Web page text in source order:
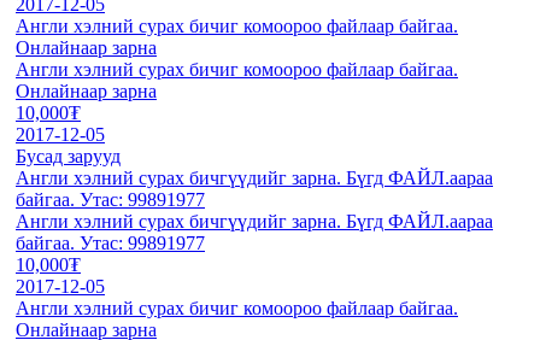
Англи хэлний сурах бичиг комоороо файлаар байгаа.
Онлайнаар зарна
Англи хэлний сурах бичиг комоороо файлаар байгаа.
Онлайнаар зарна
10,000₮
2017-12-05
Бусад зарууд
Англи хэлний сурах бичгүүдийг зарна. Бүгд ФАЙЛ.аараа
байгаа. Утас: 99891977
Англи хэлний сурах бичгүүдийг зарна. Бүгд ФАЙЛ.аараа
байгаа. Утас: 99891977
10,000₮
2017-12-05
Англи хэлний сурах бичиг комоороо файлаар байгаа.
Онлайнаар зарна